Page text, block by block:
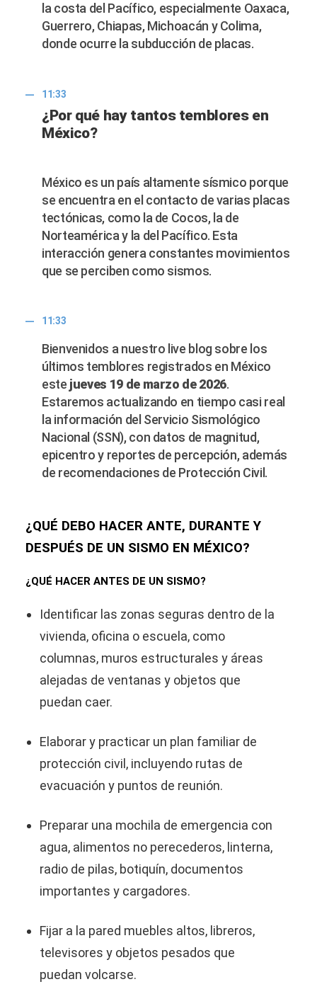
la costa del Pacífico, especialmente Oaxaca,
Guerrero, Chiapas, Michoacán y Colima,
donde ocurre la subducción de placas.
11:33
¿Por qué hay tantos temblores en
México?
México es un país altamente sísmico porque
se encuentra en el contacto de varias placas
tectónicas, como la de Cocos, la de
Norteamérica y la del Pacífico. Esta
interacción genera constantes movimientos
que se perciben como sismos.
11:33
Bienvenidos a nuestro live blog sobre los
últimos temblores registrados en México
este jueves 19 de marzo de 2026.
Estaremos actualizando en tiempo casi real
la información del Servicio Sismológico
Nacional (SSN), con datos de magnitud,
epicentro y reportes de percepción, además
de recomendaciones de Protección Civil.
¿QUÉ DEBO HACER ANTE, DURANTE Y
DESPUÉS DE UN SISMO EN MÉXICO?
¿QUÉ HACER ANTES DE UN SISMO?
Identificar las zonas seguras dentro de la
vivienda, oficina o escuela, como
columnas, muros estructurales y áreas
alejadas de ventanas y objetos que
puedan caer.
Elaborar y practicar un plan familiar de
protección civil, incluyendo rutas de
evacuación y puntos de reunión.
Preparar una mochila de emergencia con
agua, alimentos no perecederos, linterna,
radio de pilas, botiquín, documentos
importantes y cargadores.
Fijar a la pared muebles altos, libreros,
televisores y objetos pesados que
puedan volcarse.